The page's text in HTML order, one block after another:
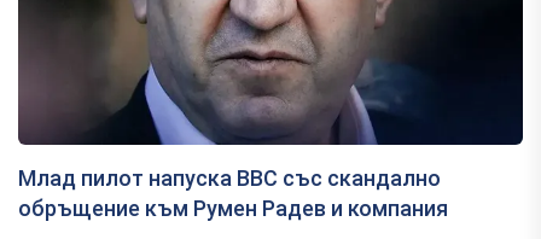
Млад пилот напуска ВВС със скандално
обръщение към Румен Радев и компания